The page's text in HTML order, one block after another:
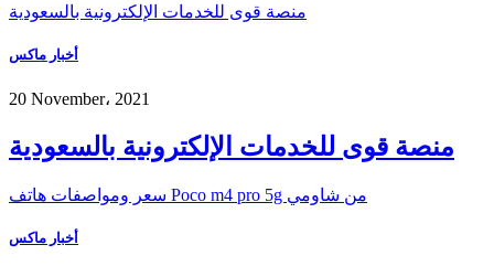
منصة قوى للخدمات الإلكترونية بالسعودية
أخبار ماكس
20 November، 2021
منصة قوى للخدمات الإلكترونية بالسعودية
سعر ومواصفات هاتف Poco m4 pro 5g من شاومي
أخبار ماكس